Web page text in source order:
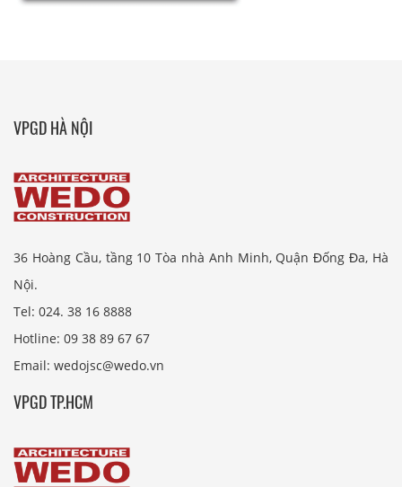
VPGD HÀ NỘI
36 Hoàng Cầu, tầng 10 Tòa nhà Anh Minh, Quận Đống Đa, Hà
Nội.
Tel: 024. 38 16 8888
Hotline: 09 38 89 67 67
Email: wedojsc@wedo.vn
VPGD TP.HCM